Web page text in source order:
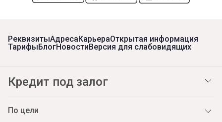
РеквизитыАдресаКарьераОткрытая информация
ТарифыБлогНовостиВерсия для слабовидящих
Кредит под залог
По цели